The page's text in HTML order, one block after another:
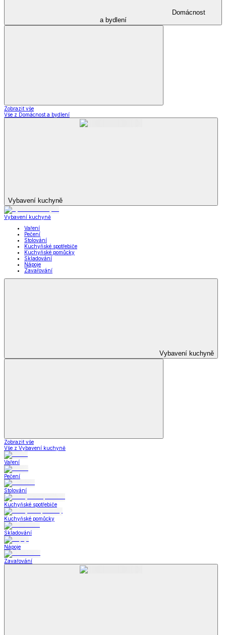
Domácnost
a bydlení
Zobrazit vše
Vše z Domácnost a bydlení
Vybavení kuchyně
Vybavení kuchyně
Vaření
Pečení
Stolování
Kuchyňské spotřebiče
Kuchyňské pomůcky
Skladování
Nápoje
Zavařování
Vybavení kuchyně
Zobrazit vše
Vše z Vybavení kuchyně
Vaření
Pečení
Stolování
Kuchyňské spotřebiče
Kuchyňské pomůcky
Skladování
Nápoje
Zavařování